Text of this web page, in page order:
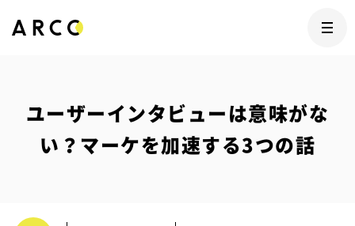
ユーザーインタビューは意味がな
い？マーケを加速する3つの話